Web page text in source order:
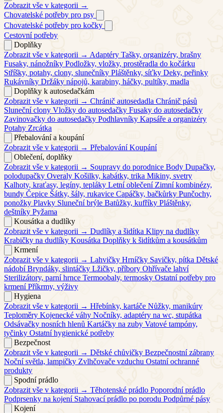
Zobrazit vše v kategorii →
Chovatelské potřeby pro psy
Chovatelské potřeby pro kočky
Cestovní potřeby
Doplňky
Zobrazit vše v kategorii → Adaptéry Tašky, organizéry, brašny
Fusaky, nánožníky Podložky, vložky, prostěradla do kočárku
Stříšky, potahy, clony, slunečníky Pláštěnky, síťky Deky, peřinky
Rukávníky Držáky nápojů, karabiny, háčky, pultíky, madla
Doplňky k autosedačkám
Zobrazit vše v kategorii → Chránič autosedadla Chránič pásů
Sluneční clony Vložky do autosedačky Fusaky do autosedačky
Zavinovačky do autosedačky Podhlavníky Kapsáře a organizéry
Potahy Zrcátka
Přebalování a koupání
Zobrazit vše v kategorii → Přebalování Koupání
Oblečení, doplňky
Zobrazit vše v kategorii → Soupravy do porodnice Body Dupačky,
polodupačky Overaly Košilky, kabátky, trika Mikiny, svetry
Kalhoty, kraťasy, legíny, tepláky Letní oblečení Zimní kombinézy,
bundy Čepice Šátky, šály, rukavice Capáčky, bačkůrky Punčochy,
ponožky Plavky Sluneční brýle Batůžky, kufříky Pláštěnky,
deštníky Pyžama
Kousátka a dudlíky
Zobrazit vše v kategorii → Dudlíky a šidítka Klipy na dudlíky
Krabičky na dudlíky Kousátka Doplňky k šidítkům a kousátkům
Krmení
Zobrazit vše v kategorii → Lahvičky Hrníčky Savičky, pítka Dětské
nádobí Bryndáky, slintáčky Lžičky, příbory Ohřívače lahví
Sterilizátory, parní hrnce Termoobaly, termosky Ostatní potřeby pro
krmení Příkrmy, výživy
Hygiena
Zobrazit vše v kategorii → Hřebínky, kartáče Nůžky, manikúry
Teploměry Kojenecké váhy Nočníky, adaptéry na wc, stupátka
Odsávačky nosních hlenů Kartáčky na zuby Vatové tampóny,
tyčinky Ostatní hygienické potřeby
Bezpečnost
Zobrazit vše v kategorii → Dětské chůvičky Bezpečnostní zábrany
Noční světla, lampičky Zvlhčovače vzduchu Ostatní ochranné
produkty
Spodní prádlo
Zobrazit vše v kategorii → Těhotenské prádlo Poporodní prádlo
Podprsenky na kojení Stahovací prádlo po porodu Podpůrné pásy
Kojení